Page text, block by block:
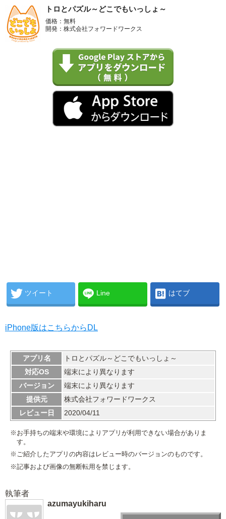
トロとパズル～どこでもいっしょ～
価格：無料
開発：株式会社フォワードワークス
ツイート Line はてブ
iPhone版はこちらからDL
アプリ名
トロとパズル～どこでもいっしょ～
対応OS
端末により異なります
バージョン
端末により異なります
提供元
株式会社フォワードワークス
レビュー日
2020/04/11
※お手持ちの端末や環境によりアプリが利用できない場合がありま
す。
※ご紹介したアプリの内容はレビュー時のバージョンのものです。
※記事および画像の無断転用を禁じます。
執筆者
azumayukiharu